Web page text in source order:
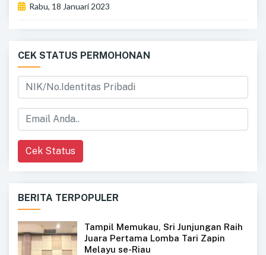
Rabu, 18 Januari 2023
CEK STATUS PERMOHONAN
Cek Status
BERITA TERPOPULER
Tampil Memukau, Sri Junjungan Raih
Juara Pertama Lomba Tari Zapin
Melayu se-Riau